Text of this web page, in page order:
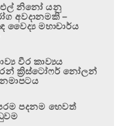
එල් නිනෝ යනු
අවදානමකි –
වෛද්‍ය මහාචාර්ය
වීර කාව්‍යය
ක්‍රිස්ටෝෆර් නෝලන්
පදනම හෙවත්